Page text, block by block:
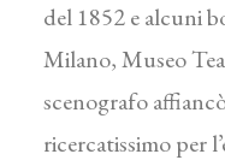
del 1852 e alcuni
Milano, Museo
scenografo
ricercatissimo per